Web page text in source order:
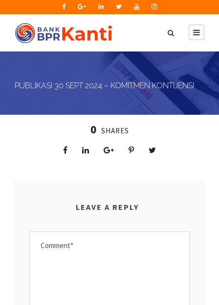
PUBLIKASI 30 SEPT 2024 – KOMITMEN KONTIJENSI
0 SHARES
LEAVE A REPLY